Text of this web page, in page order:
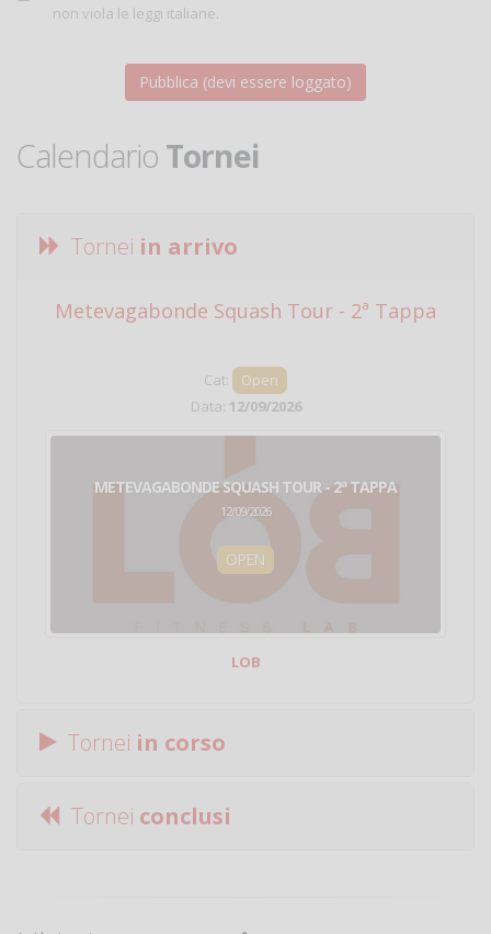
non viola le leggi italiane.
Calendario Tornei
Tornei in arrivo
Metevagabonde Squash Tour - 2ª Tappa
Cat:
Open
Data: 12/09/2026
METEVAGABONDE SQUASH TOUR - 2ª TAPPA
12/09/2026
OPEN
LOB
Tornei in corso
Tornei conclusi